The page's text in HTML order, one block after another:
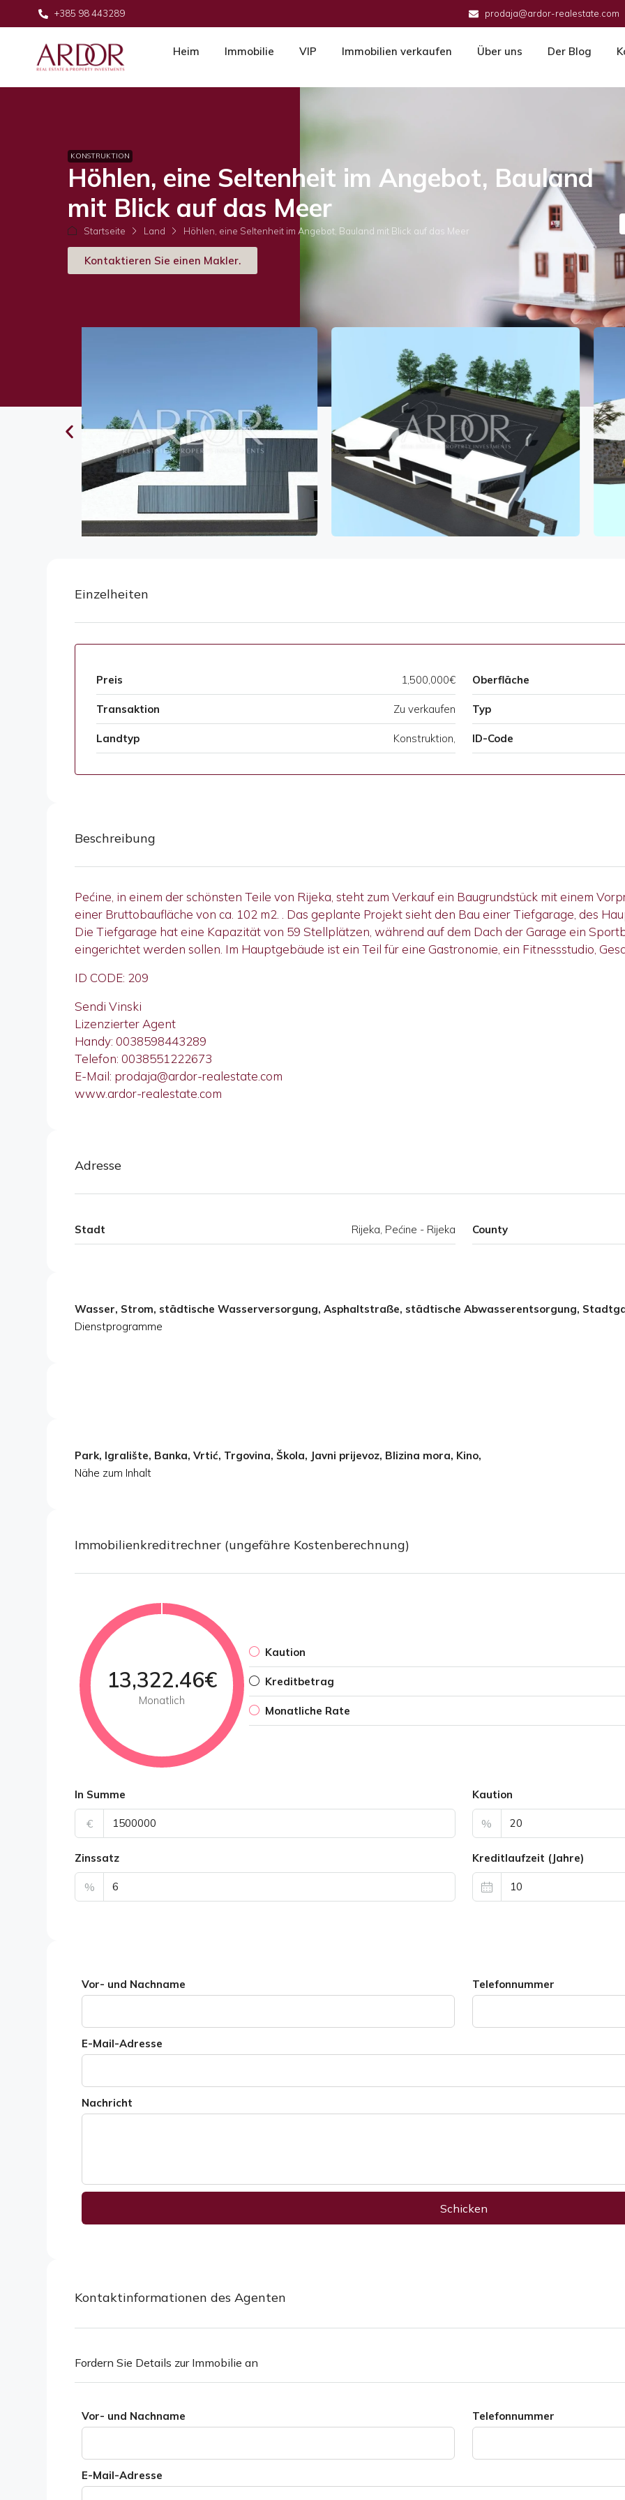
+385 98 443289 prodaja@ardor-realestate.com
Heim Immobilie VIP Immobilien verkaufen Über uns Der Blog
KONSTRUKTION
Höhlen, eine Seltenheit im Angebot, Bauland
mit Blick auf das Meer
Startseite Land Höhlen, eine Seltenheit im Angebot, Bauland mit Blick auf das Meer
Kontaktieren Sie einen Makler.
Einzelheiten
Preis 1,500,000€ Oberfläche
Transaktion Zu verkaufen Typ
Landtyp Konstruktion, ID-Code
Beschreibung
Pećine, in einem der schönsten Teile von Rijeka, steht zum Verkauf ein Baugrundstück mit einem
einer Bruttobaufläche von ca. 102 m2. . Das geplante Projekt sieht den Bau einer Tiefgarage, des
Die Tiefgarage hat eine Kapazität von 59 Stellplätzen, während auf dem Dach der Garage ein
eingerichtet werden sollen. Im Hauptgebäude ist ein Teil für eine Gastronomie, ein Fitnessstudio,
ID CODE: 209
Sendi Vinski
Lizenzierter Agent
Handy: 0038598443289
Telefon: 0038551222673
E-Mail: prodaja@ardor-realestate.com
www.ardor-realestate.com
Adresse
Stadt Rijeka, Pećine - Rijeka County
Wasser, Strom, städtische Wasserversorgung, Asphaltstraße, städtische Abwasserentsorgung,
Dienstprogramme
Park, Igralište, Banka, Vrtić, Trgovina, Škola, Javni prijevoz, Blizina mora, Kino,
Nähe zum Inhalt
Immobilienkreditrechner (ungefähre Kostenberechnung)
13,322.46€
Monatlich
Kaution
Kreditbetrag
Monatliche Rate
In Summe
€
Kaution
%
Zinssatz
%
Kreditlaufzeit (Jahre)
Vor- und Nachname Telefonnummer
E-Mail-Adresse
Nachricht
Schicken
Kontaktinformationen des Agenten
Fordern Sie Details zur Immobilie an
Vor- und Nachname Telefonnummer
E-Mail-Adresse